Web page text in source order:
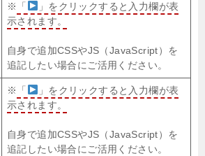
※ 「
」をクリックすると入力欄が表
示されます。
自身で追加CSSやJS（JavaScript）を
追記したい場合にご活用ください。
※ 「
」をクリックすると入力欄が表
示されます。
自身で追加CSSやJS（JavaScript）を
追記したい場合にご活用ください。